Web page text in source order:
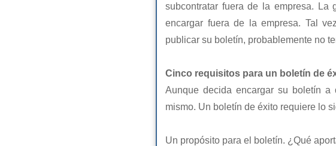
subcontratar fuera de la empresa.
encargar fuera de la empresa. Tal
publicar su boletín, probablemente no
Cinco requisitos para un boletín de
Aunque decida encargar su boletín a
mismo. Un boletín de éxito requiere lo
Un propósito para el boletín. ¿Qué